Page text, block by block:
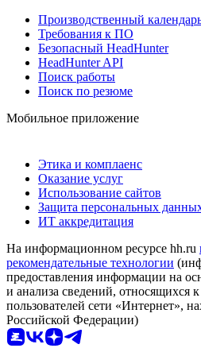
Производственный
Требования к ПО
Безопасный HeadHunter
HeadHunter API
Поиск работы
Поиск по резюме
Мобильное приложение
Этика и комплаенс
Оказание услуг
Использование сайтов
Защита персональных
ИТ аккредитация
На информационном ресурсе hh.ru
рекомендательные технологии
предоставления информации на
и анализа сведений, относящихся
пользователей сети «Интернет»,
Российской Федерации)